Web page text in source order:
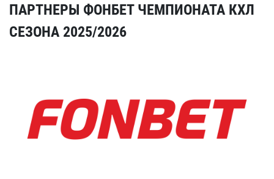
ПАРТНЕРЫ ФОНБЕТ ЧЕМПИОНАТА КХЛ
СЕЗОНА 2025/2026